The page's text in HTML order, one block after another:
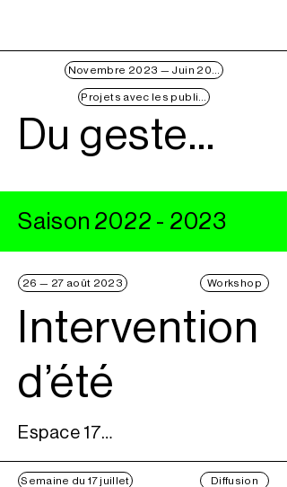
Novembre 2023 — Juin 2024
Projets avec les publics
Du geste...
Saison 2022 - 2023
26 — 27 août 2023 Workshop
Intervention
d’été
Espace 1789
Semaine du 17 juillet Diffusion